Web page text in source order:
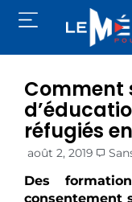
Comment
réfugiés
août 2, 2019
Des
consentement